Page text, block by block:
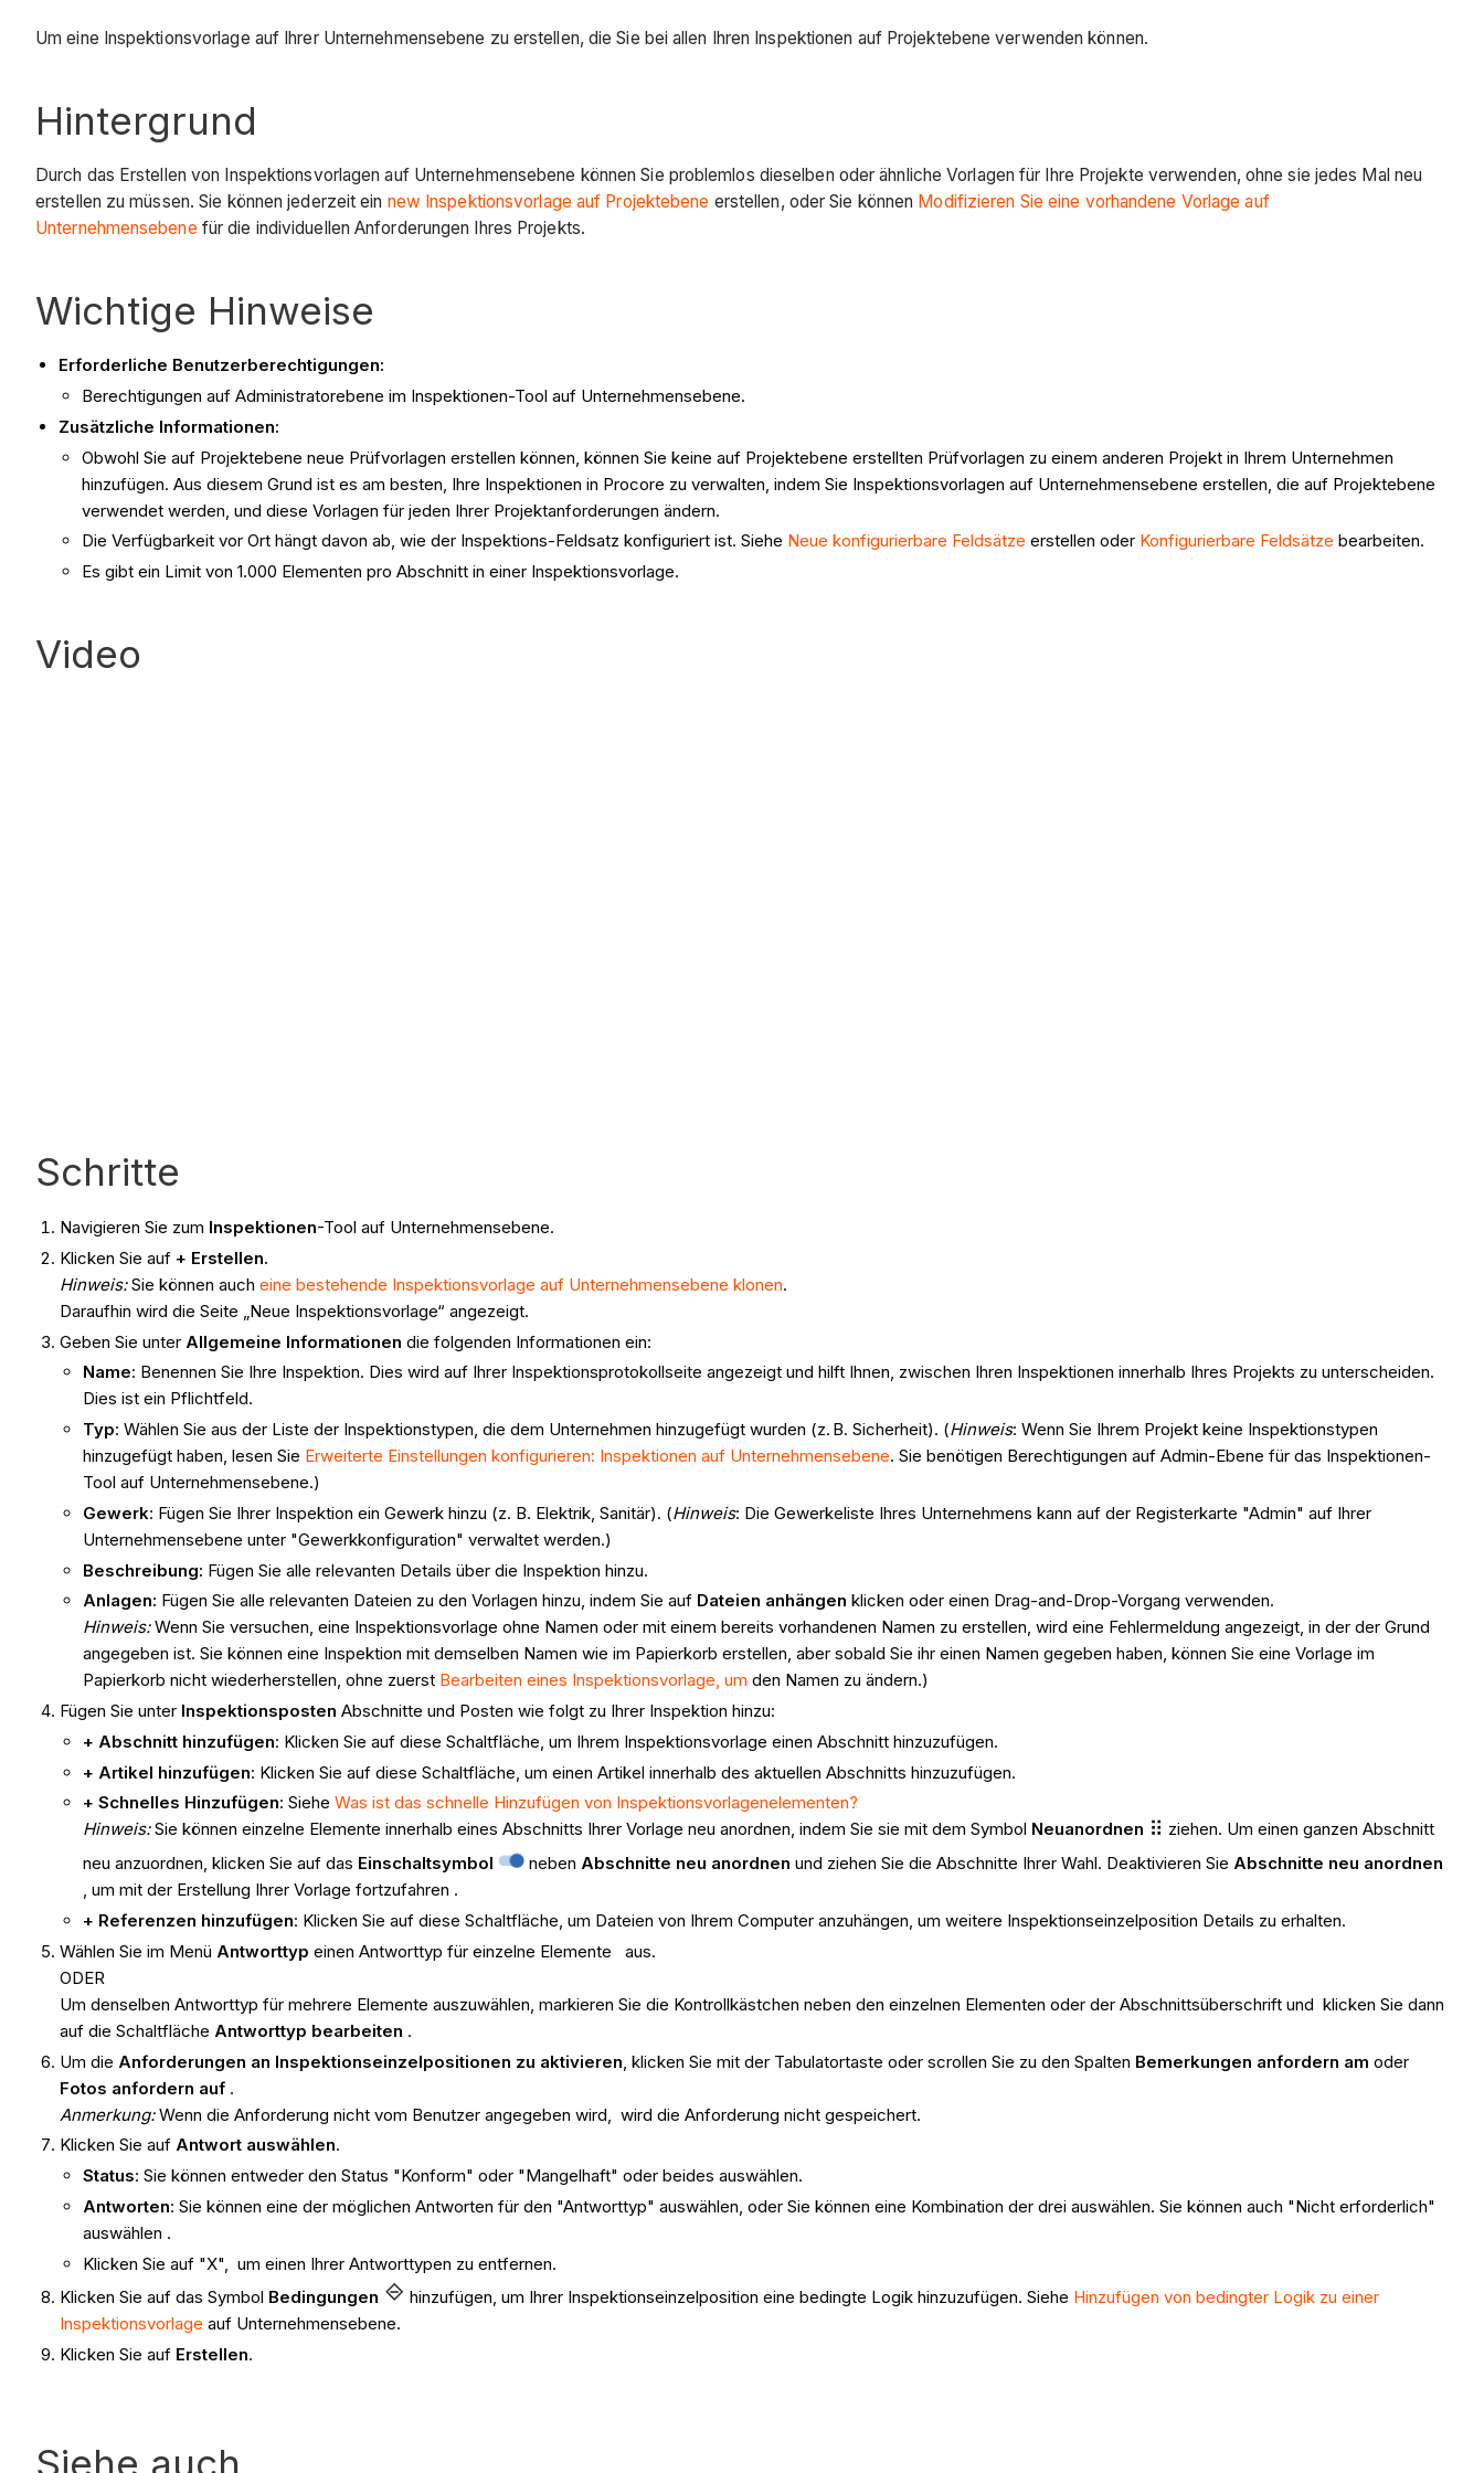
Um eine Inspektionsvorlage auf Ihrer Unternehmensebene zu erstellen, die Sie bei allen Ihren Inspektionen auf Projektebene verwenden können.
Hintergrund
Durch das Erstellen von Inspektionsvorlagen auf Unternehmensebene können Sie problemlos dieselben oder ähnliche Vorlagen für Ihre Projekte verwenden, ohne sie jedes Mal neu
erstellen zu müssen. Sie können jederzeit ein new Inspektionsvorlage auf Projektebene erstellen, oder Sie können Modifizieren Sie eine vorhandene Vorlage auf
Unternehmensebene für die individuellen Anforderungen Ihres Projekts.
Wichtige Hinweise
Erforderliche Benutzerberechtigungen:
Berechtigungen auf Administratorebene im Inspektionen-Tool auf Unternehmensebene.
Zusätzliche Informationen:
Obwohl Sie auf Projektebene neue Prüfvorlagen erstellen können, können Sie keine auf Projektebene erstellten Prüfvorlagen zu einem anderen Projekt in Ihrem Unternehmen
hinzufügen. Aus diesem Grund ist es am besten, Ihre Inspektionen in Procore zu verwalten, indem Sie Inspektionsvorlagen auf Unternehmensebene erstellen, die auf Projektebene
verwendet werden, und diese Vorlagen für jeden Ihrer Projektanforderungen ändern.
Die Verfügbarkeit vor Ort hängt davon ab, wie der Inspektions-Feldsatz konfiguriert ist. Siehe Neue konfigurierbare Feldsätze erstellen oder Konfigurierbare Feldsätze bearbeiten.
Es gibt ein Limit von 1.000 Elementen pro Abschnitt in einer Inspektionsvorlage.
Video
Schritte
Navigieren Sie zum Inspektionen-Tool auf Unternehmensebene.
Klicken Sie auf + Erstellen.
Hinweis:Sie können aucheine bestehende Inspektionsvorlage auf Unternehmensebene klonen.
Daraufhin wird die Seite „Neue Inspektionsvorlage“ angezeigt.
Geben Sie unter Allgemeine Informationen die folgenden Informationen ein:
Name: Benennen Sie Ihre Inspektion. Dies wird auf Ihrer Inspektionsprotokollseite angezeigt und hilft Ihnen, zwischen Ihren Inspektionen innerhalb Ihres Projekts zu unterscheiden.
Dies ist ein Pflichtfeld.
Typ: Wählen Sie aus der Liste der Inspektionstypen, die dem Unternehmen hinzugefügt wurden (z. B. Sicherheit). (Hinweis: Wenn Sie Ihrem Projekt keine Inspektionstypen
hinzugefügt haben, lesen Sie Erweiterte Einstellungen konfigurieren: Inspektionen auf Unternehmensebene. Sie benötigen Berechtigungen auf Admin-Ebene für das Inspektionen-
Tool auf Unternehmensebene.)
Gewerk: Fügen Sie Ihrer Inspektion ein Gewerk hinzu (z. B. Elektrik, Sanitär). (Hinweis: Die Gewerkeliste Ihres Unternehmens kann auf der Registerkarte "Admin" auf Ihrer
Unternehmensebene unter "Gewerkkonfiguration" verwaltet werden.)
Beschreibung: Fügen Sie alle relevanten Details über die Inspektion hinzu.
Anlagen: Fügen Sie alle relevanten Dateien zu den Vorlagen hinzu, indem Sie auf Dateien anhängenklicken oder einen Drag-and-Drop-Vorgang verwenden.
Hinweis:Wenn Sie versuchen, eine Inspektionsvorlage ohne Namen oder mit einem bereits vorhandenen Namen zu erstellen, wird eine Fehlermeldung angezeigt, in der der Grund
angegeben ist. Sie können eine Inspektion mit demselben Namen wie im Papierkorb erstellen, aber sobald Sie ihr einen Namen gegeben haben, können Sie eine Vorlage im
Papierkorb nicht wiederherstellen, ohne zuerst Bearbeiten eines Inspektionsvorlage, um den Namen zu ändern.)
Fügen Sie unter Inspektionsposten Abschnitte und Posten wie folgt zu Ihrer Inspektion hinzu:
+ Abschnitt hinzufügen: Klicken Sie auf diese Schaltfläche, um Ihrem Inspektionsvorlage einen Abschnitt hinzuzufügen.
+ Artikel hinzufügen: Klicken Sie auf diese Schaltfläche, um einen Artikel innerhalb des aktuellen Abschnitts hinzuzufügen.
+ Schnelles Hinzufügen: SieheWas ist das schnelle Hinzufügen von Inspektionsvorlagenelementen?
Hinweis:Sie können einzelne Elemente innerhalb eines Abschnitts Ihrer Vorlage neu anordnen, indem Sie sie mit dem Symbol Neuanordnen
ziehen. Um einen ganzen Abschnitt
neu anzuordnen, klicken Sie auf das Einschaltsymbol neben Abschnitte neu anordnenund ziehen Sie die Abschnitte Ihrer Wahl. Deaktivieren Sie Abschnitte neu anordnen
, um mit der Erstellung Ihrer Vorlage fortzufahren .
+ Referenzen hinzufügen: Klicken Sie auf diese Schaltfläche, um Dateien von Ihrem Computer anzuhängen, um weitere Inspektionseinzelposition Details zu erhalten.
Wählen Sie im Menü Antworttyp einen Antworttyp für einzelne Elemente aus.
ODER
Um denselben Antworttyp für mehrere Elemente auszuwählen, markieren Sie die Kontrollkästchen neben den einzelnen Elementen oder der Abschnittsüberschrift und klicken Sie dann
auf die Schaltfläche Antworttyp bearbeiten .
Um die Anforderungen an Inspektionseinzelpositionen zu aktivieren , klicken Sie mit der Tabulatortaste oder scrollen Sie zu den Spalten Bemerkungen anfordern am oder
Fotos anfordern auf .
Anmerkung: Wenn die Anforderung nicht vom Benutzer angegeben wird, wird die Anforderung nicht gespeichert.
Klicken Sie auf Antwort auswählen.
Status: Sie können entweder den Status "Konform" oder "Mangelhaft" oder beides auswählen.
Antworten: Sie können eine der möglichen Antworten für den "Antworttyp" auswählen, oder Sie können eine Kombination der drei auswählen. Sie können auch "Nicht erforderlich"
auswählen .
Klicken Sie auf "X", um einen Ihrer Antworttypen zu entfernen.
Klicken Sie auf das Symbol Bedingungen hinzufügen, um Ihrer Inspektionseinzelposition eine bedingte Logik hinzuzufügen. Siehe Hinzufügen von bedingter Logik zu einer
Inspektionsvorlage auf Unternehmensebene.
Klicken Sie auf Erstellen.
Siehe auch